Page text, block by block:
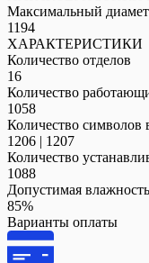
Максимальный
1194
ХАРАКТЕРИСТИКИ
Количество отделов
16
Количество
1058
Количество символов
1206 | 1207
Количество
1088
Допустимая влажность
85%
Варианты оплаты